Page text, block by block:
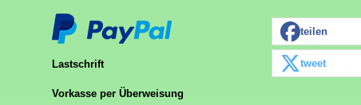
Lastschrift
Vorkasse per Überweisung
teilen
tweet